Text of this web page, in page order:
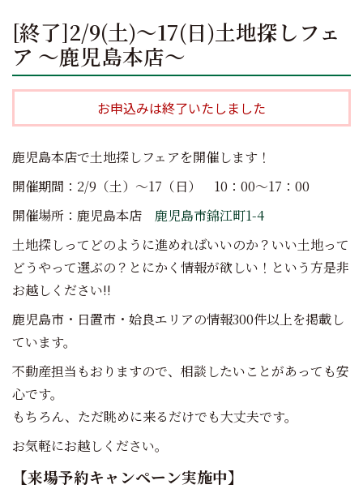
[終了]2/9(土)～17(日)土地探しフェ
ア ～鹿児島本店～
お申込みは終了いたしました
鹿児島本店で土地探しフェアを開催します！
開催期間：2/9（土）～17（日） 10：00～17：00
開催場所：鹿児島本店 鹿児島市錦江町1-4
土地探しってどのように進めればいいのか？いい土地って
どうやって選ぶの？とにかく情報が欲しい！という方是非
お越しください!!
鹿児島市・日置市・姶良エリアの情報300件以上を掲載し
ています。
不動産担当もおりますので、相談したいことがあっても安
心です。
もちろん、ただ眺めに来るだけでも大丈夫です。
お気軽にお越しください。
【来場予約キャンペーン実施中】